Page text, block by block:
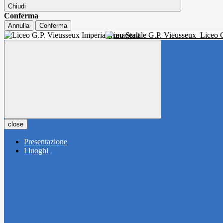
Chiudi
Conferma
Annulla Conferma
Liceo Statale G.P. Vieusseux Liceo
close
Presentazione
I luoghi